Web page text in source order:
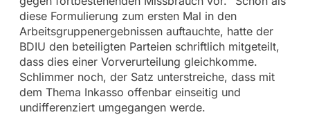
diese Formulierung zum ersten Mal in den
Arbeitsgruppenergebnissen auftauchte, hatte der
BDIU den beteiligten Parteien schriftlich mitgeteilt,
dass dies einer Vorverurteilung gleichkomme.
Schlimmer noch, der Satz unterstreiche, dass mit
dem Thema Inkasso offenbar einseitig und
undifferenziert umgegangen werde.